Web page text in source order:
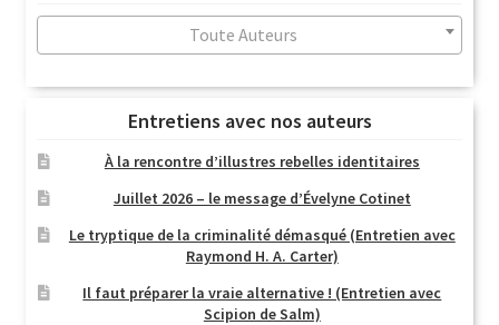
Toute Auteurs
Entretiens avec nos auteurs
À la rencontre d’illustres rebelles identitaires
Juillet 2026 – le message d’Évelyne Cotinet
Le tryptique de la criminalité démasqué (Entretien avec
Raymond H. A. Carter)
Il faut préparer la vraie alternative ! (Entretien avec
Scipion de Salm)